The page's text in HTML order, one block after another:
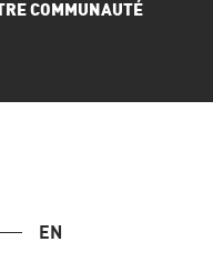
COMMUNAUTÉ
EN